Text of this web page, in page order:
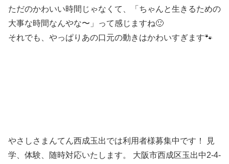
ただのかわいい時間じゃなくて、「ちゃんと生きるための
大事な時間なんやな〜」って感じますね🙂
それでも、やっぱりあの口元の動きはかわいすぎます🐾
やさしさまんてん西成玉出では利用者様募集中です！ 見
学、体験、随時対応いたします。 大阪市西成区玉出中2-4-